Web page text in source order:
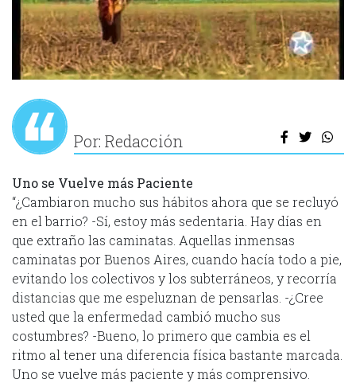
Por: Redacción
Uno se Vuelve más Paciente
“¿Cambiaron mucho sus hábitos ahora que se recluyó
en el barrio? -Sí, estoy más sedentaria. Hay días en
que extraño las caminatas. Aquellas inmensas
caminatas por Buenos Aires, cuando hacía todo a pie,
evitando los colectivos y los subterráneos, y recorría
distancias que me espeluznan de pensarlas. -¿Cree
usted que la enfermedad cambió mucho sus
costumbres? -Bueno, lo primero que cambia es el
ritmo al tener una diferencia física bastante marcada.
Uno se vuelve más paciente y más comprensivo.